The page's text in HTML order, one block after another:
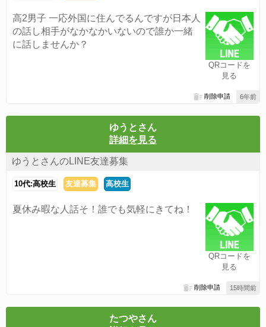
QRコードを
見る
高2男子 一応外国に住んでるんですが日本人
の話し相手がなかなかいないので誰か一緒
に話しませんか？
6年前
削除申請
ゆうとさん
詳細を見る
ゆうとさんのLINE友達募集
10代:高校生 友達募集 高校生
QRコードを
見る
夏休み暇な人話そ！誰でも気軽にきてね！
15時間前
削除申請
たつやさん